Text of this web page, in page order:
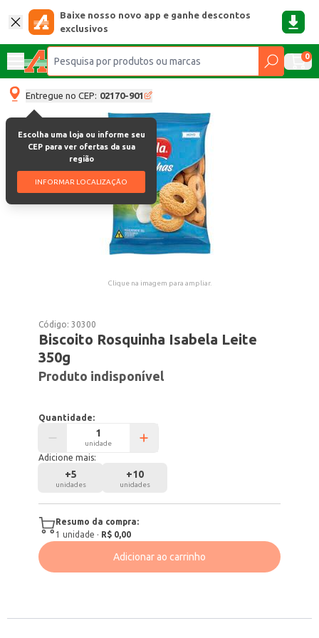
Baixe nosso novo app e ganhe descontos
exclusivos
0
Entregue no CEP: 02170-901
Escolha uma loja ou informe seu
CEP para ver ofertas da sua
região
INFORMAR LOCALIZAÇÃO
Clique na imagem para ampliar.
Código:30300
Biscoito Rosquinha Isabela Leite
350g
Produto indisponível
Quantidade:
unidade
Adicione mais:
+5
unidades
+10
unidades
Resumo da compra:
1 unidade · R$ 0,00
Adicionar ao carrinho